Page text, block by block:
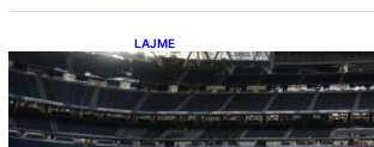
LAJME
Ish-mesfushori i Real
Argjentinës,shtrohet
problemeve me zemrën,
e ardhshme